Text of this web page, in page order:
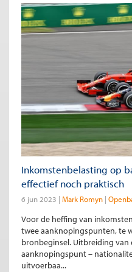
Inkomstenbelasting op
effectief noch praktisch
6 jun 2023 Mark Romyn
Voor de heffing van
twee aanknopingspunten, te
bronbeginsel. Uitbreiding
aanknopingspunt –
uitvoerbaa...